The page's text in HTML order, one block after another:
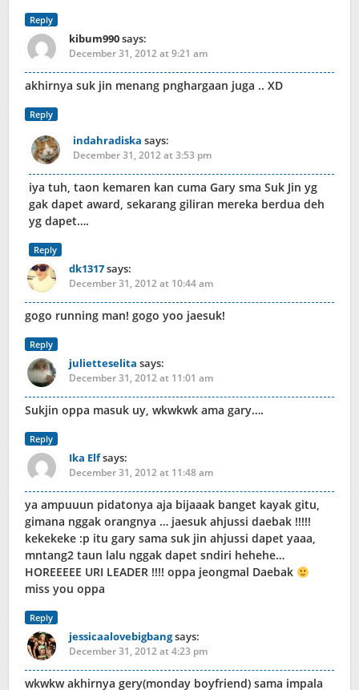
Reply
kibum990says:
December 31, 2012 at 9:21 am
akhirnya suk jin menang pnghargaan juga .. XD
Reply
indahradiska says:
December 31, 2012 at 3:53 pm
iya tuh, taon kemaren kan cuma Gary sma Suk Jin yg
gak dapet award, sekarang giliran mereka berdua deh
yg dapet….
Reply
dk1317says:
December 31, 2012 at 10:44 am
gogo running man! gogo yoo jaesuk!
Reply
julietteselita says:
December 31, 2012 at 11:01 am
Sukjin oppa masuk uy, wkwkwk ama gary….
Reply
Ika Elfsays:
December 31, 2012 at 11:48 am
ya ampuuun pidatonya aja bijaaak banget kayak gitu,
gimana nggak orangnya … jaesuk ahjussi daebak !!!!!
kekekeke :p itu gary sama suk jin ahjussi dapet yaaa,
mntang2 taun lalu nggak dapet sndiri hehehe…
HOREEEEE URI LEADER !!!! oppa jeongmal Daebak
miss you oppa
Reply
jessicaalovebigbangsays:
December 31, 2012 at 4:23 pm
wkwkw akhirnya gery(monday boyfriend) sama impala